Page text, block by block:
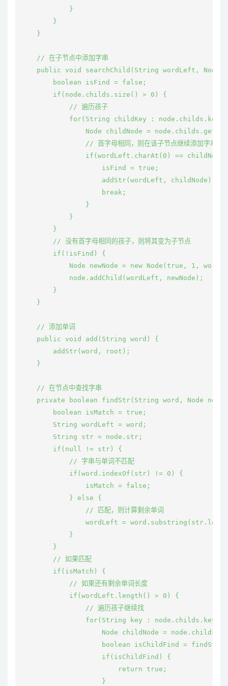
            }
        }
    }
    // 在子节点中添加字串
public void searchChild(String wordLeft, Node
        boolean isFind = false;
        if(node.childs.size() > 0) {
            // 遍历孩子
for(String childKey :
Node childNode =
                // 首字母相同，则在该子节点继续添加字串
if(wordLeft.charAt(0) ==
                    isFind = true;
                    addStr(wordLeft, childNode);
                    break;
                }
            }
        }
        // 没有首字母相同的孩子，则将其变为子节点
        if(!isFind) {
Node newNode = new Node(true, 1,
            node.addChild(wordLeft, newNode);
        }
    }
    // 添加单词
    public void add(String word) {
        addStr(word, root);
    }
    // 在节点中查找字串
private boolean findStr(String word, Node
        boolean isMatch = true;
        String wordLeft = word;
        String str = node.str;
        if(null != str) {
            // 字串与单词不匹配
            if(word.indexOf(str) != 0) {
                isMatch = false;
            } else {
                // 匹配，则计算剩余单词
wordLeft =
            }
        }
        // 如果匹配
        if(isMatch) {
            // 如果还有剩余单词长度
            if(wordLeft.length() > 0) {
                // 遍历孩子继续找
for(String key :
Node childNode =
boolean isChildFind =
                    if(isChildFind) {
                        return true;
                    }